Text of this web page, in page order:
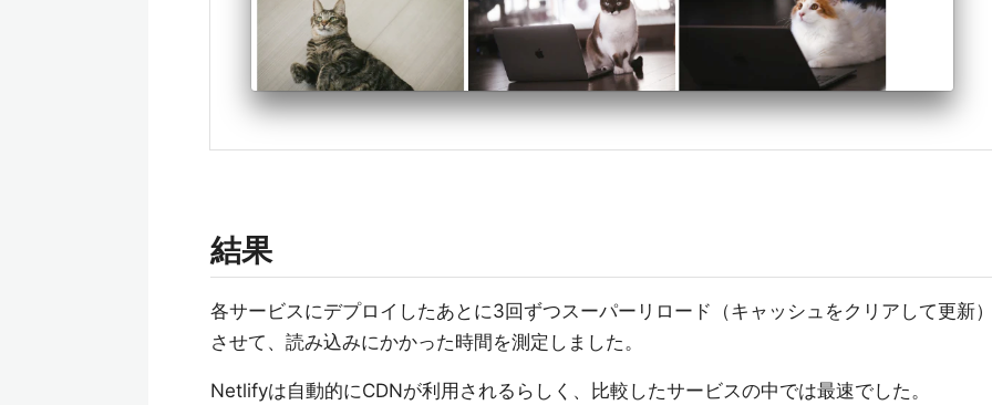
結果
各サービスにデプロイしたあとに3回ずつスーパーリロード（キャッシュをクリアして更新
させて、読み込みにかかった時間を測定しました。
Netlifyは自動的にCDNが利用されるらしく、比較したサービスの中では最速でした。